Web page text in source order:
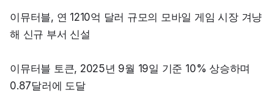
이뮤터블, 연 1210억 달러 규모의 모바일 게임 시장 겨냥
해 신규 부서 신설
이뮤터블 토큰, 2025년 9월 19일 기준 10% 상승하며
0.87달러에 도달